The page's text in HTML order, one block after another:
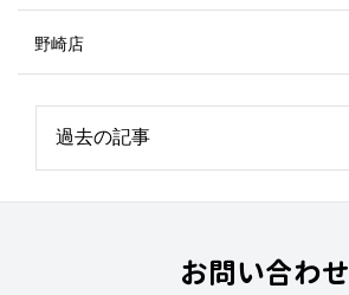
野崎店
お問い合わせ